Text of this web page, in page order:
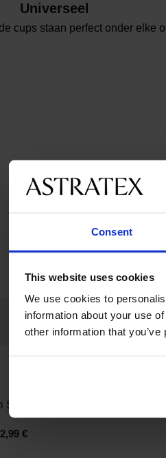
Consent
This website uses cookies
We use cookies to
information about your use
other information that
Universeel
cups staan perfect onder elke
‹
Spacer 3D Lady Grace New
€